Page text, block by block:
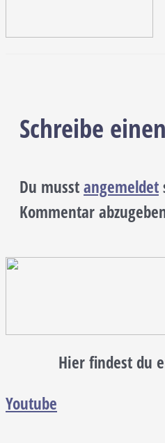
Schreibe
Du musstangemeldet
Kommentar
Hier findest du
Youtube